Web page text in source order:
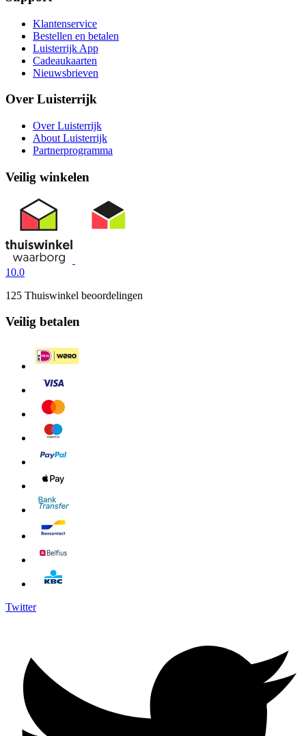
Klantenservice
Bestellen en betalen
Luisterrijk App
Cadeaukaarten
Nieuwsbrieven
Over Luisterrijk
Over Luisterrijk
About Luisterrijk
Partnerprogramma
Veilig winkelen
10.0
125 Thuiswinkel beoordelingen
Veilig betalen
Twitter